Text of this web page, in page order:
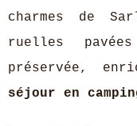
charmes de
ruelles
préservée,
séjour en